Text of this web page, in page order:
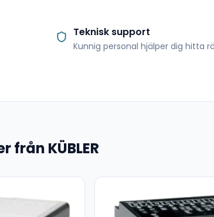
Teknisk support
Kunnig personal hjälper dig hitta
från KÜBLER